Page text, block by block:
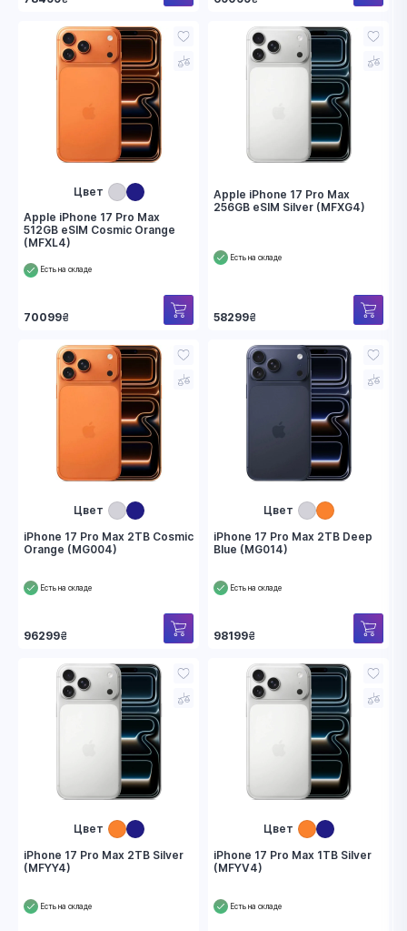
Цвет
Apple iPhone 17 Pro Max
512GB eSIM Cosmic Orange
(MFXL4)
Есть на складе
70099₴
Apple iPhone 17 Pro Max
256GB eSIM Silver (MFXG4)
Есть на складе
58299₴
Цвет
iPhone 17 Pro Max 2TB Cosmic
Orange (MG004)
Есть на складе
96299₴
Цвет
iPhone 17 Pro Max 2TB Deep
Blue (MG014)
Есть на складе
98199₴
Цвет
iPhone 17 Pro Max 2TB Silver
(MFYY4)
Есть на складе
Цвет
iPhone 17 Pro Max 1TB Silver
(MFYV4)
Есть на складе